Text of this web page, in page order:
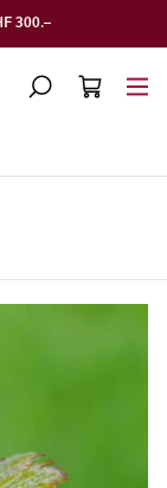
300.–
CHERCHERPANIER